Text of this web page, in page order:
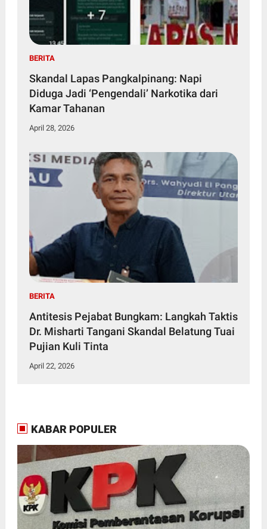
BERITA
Skandal Lapas Pangkalpinang: Napi
Diduga Jadi ‘Pengendali’ Narkotika dari
Kamar Tahanan
April 28, 2026
BERITA
Antitesis Pejabat Bungkam: Langkah Taktis
Dr. Misharti Tangani Skandal Belatung Tuai
Pujian Kuli Tinta
April 22, 2026
KABAR POPULER